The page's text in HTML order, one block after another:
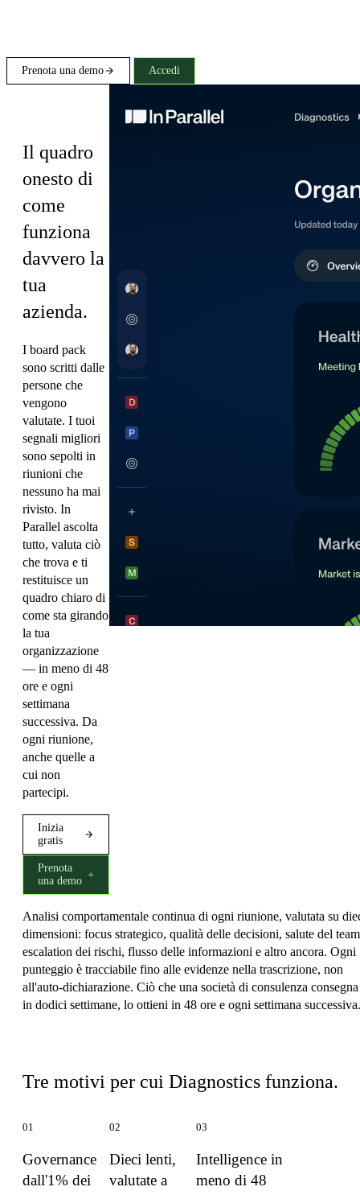
Prenota una demo Accedi
Il quadro
onesto di
come
funziona
davvero la
tua
azienda.
I board pack
sono scritti dalle
persone che
vengono
valutate. I tuoi
segnali migliori
sono sepolti in
riunioni che
nessuno ha mai
rivisto. In
Parallel ascolta
tutto, valuta ciò
che trova e ti
restituisce un
quadro chiaro di
come sta girando
la tua
organizzazione
— in meno di 48
ore e ogni
settimana
successiva. Da
ogni riunione,
anche quelle a
cui non
partecipi.
Inizia
gratis
Prenota
una demo
Analisi comportamentale continua di ogni riunione, valutata su
dimensioni: focus strategico, qualità delle decisioni, salute del
escalation dei rischi, flusso delle informazioni e altro ancora. Ogni
punteggio è tracciabile fino alle evidenze nella trascrizione, non
all'auto-dichiarazione. Ciò che una società di consulenza consegna
in dodici settimane, lo ottieni in 48 ore e ogni settimana successiva.
Tre motivi per cui Diagnostics funziona.
01
Governance
dall'1% dei
02
Dieci lenti,
valutate a
03
Intelligence in
meno di 48